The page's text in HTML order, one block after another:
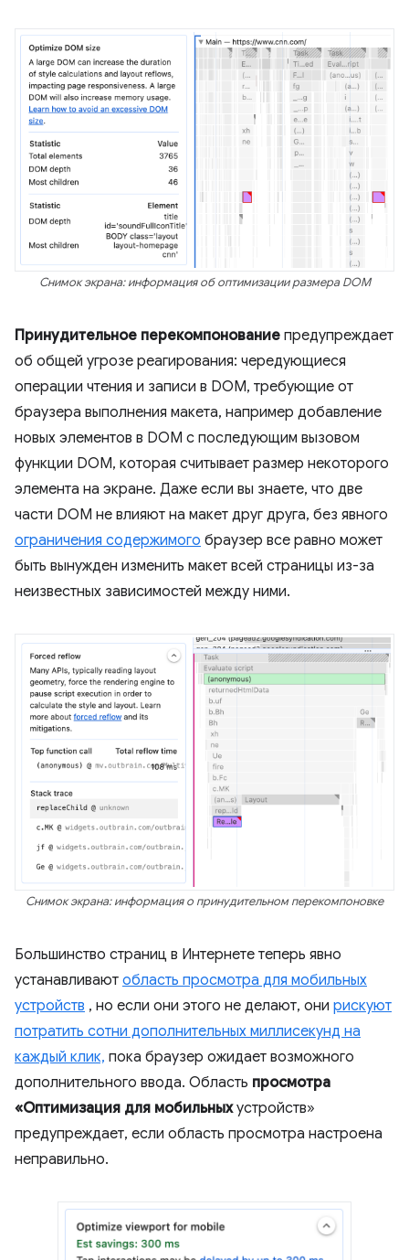
Снимок экрана: информация об оптимизации размера DOM
Принудительное перекомпонование предупреждает
об общей угрозе реагирования: чередующиеся
операции чтения и записи в DOM, требующие от
браузера выполнения макета, например добавление
новых элементов в DOM с последующим вызовом
функции DOM, которая считывает размер некоторого
элемента на экране. Даже если вы знаете, что две
части DOM не влияют на макет друг друга, без явного
ограничения содержимого браузер все равно может
быть вынужден изменить макет всей страницы из-за
неизвестных зависимостей между ними.
Снимок экрана: информация о принудительном перекомпоновке
Большинство страниц в Интернете теперь явно
устанавливают область просмотра для мобильных
устройств , но если они этого не делают, они рискуют
потратить сотни дополнительных миллисекунд на
каждый клик, пока браузер ожидает возможного
дополнительного ввода. Область просмотра
«Оптимизация для мобильныхустройств»
предупреждает, если область просмотра настроена
неправильно.